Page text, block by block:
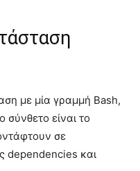
με μία γραμμή Bash,
σύνθετο είναι το
σε
dependencies και